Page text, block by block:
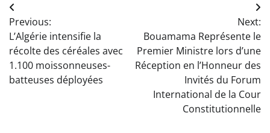
Navigation
de
l’article
Previous:
L’Algérie intensifie la
récolte des céréales avec
1.100 moissonneuses-
batteuses déployées
Next:
Bouamama Représente le
Premier Ministre lors d’une
Réception en l’Honneur des
Invités du Forum
International de la Cour
Constitutionnelle